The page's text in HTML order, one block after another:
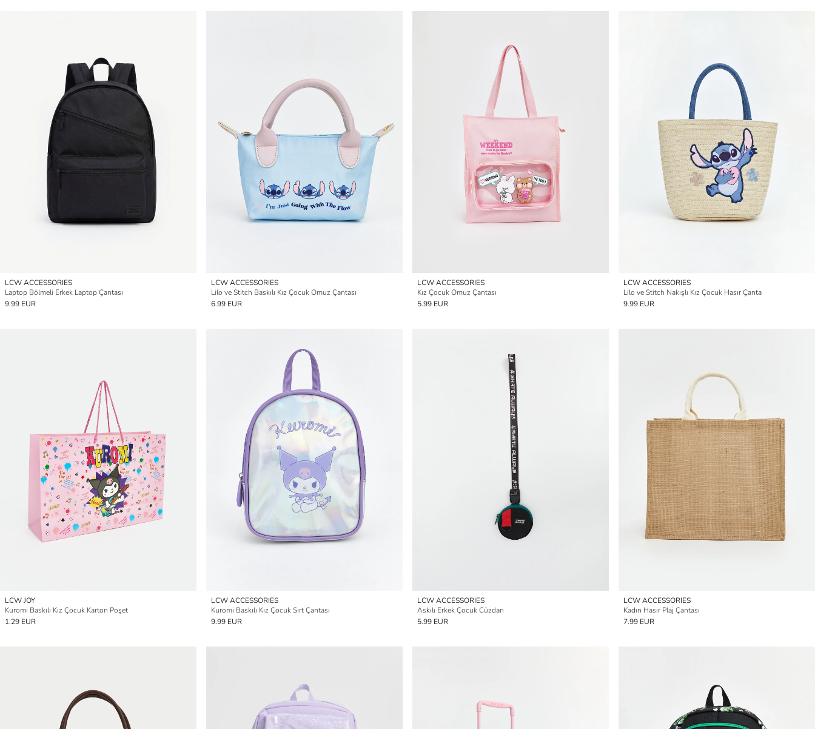
LCW ACCESSORIES
Laptop Bölmeli Erkek Laptop Çantası
9.99 EUR
LCW ACCESSORIES
Lilo ve Stitch Baskılı Kız Çocuk Omuz Çantası
6.99 EUR
LCW ACCESSORIES
Kız Çocuk Omuz Çantası
5.99 EUR
LCW ACCESSORIES
Lilo ve Stitch Nakışlı Kız Çocuk Hasır Çanta
9.99 EUR
LCW JOY
Kuromi Baskılı Kız Çocuk Karton Poşet
1.29 EUR
LCW ACCESSORIES
Kuromi Baskılı Kız Çocuk Sırt Çantası
9.99 EUR
LCW ACCESSORIES
Askılı Erkek Çocuk Cüzdan
5.99 EUR
LCW ACCESSORIES
Kadın Hasır Plaj Çantası
7.99 EUR